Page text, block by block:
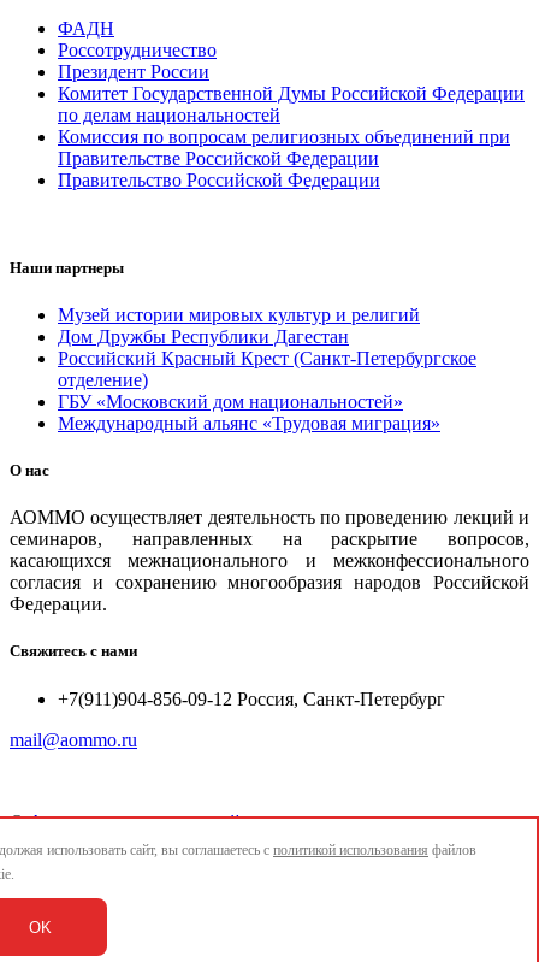
ФАДН
Россотрудничество
Президент России
Комитет Государственной Думы Российской Федерации
по делам национальностей
Комиссия по вопросам религиозных объединений при
Правительстве Российской Федерации
Правительство Российской Федерации
Наши партнеры
Музей истории мировых культур и религий
Дом Дружбы Республики Дагестан
Российский Красный Крест (Санкт-Петербургское
отделение)
ГБУ «Московский дом национальностей»
Международный альянс «Трудовая миграция»
О нас
АОММО осуществляет деятельность по проведению лекций и
семинаров, направленных на раскрытие вопросов,
касающихся межнационального и межконфессионального
согласия и сохранению многообразия народов Российской
Федерации.
Свяжитесь с нами
+7(911)904-856-09-12 Россия, Санкт-Петербург
mail@aommo.ru
© Ассоциация организаций по реализации национальных
проектов и достижению национальных целей развития
mail@aommo.ru
использовать сайт, вы соглашаетесь с политикой использования файлов
OK